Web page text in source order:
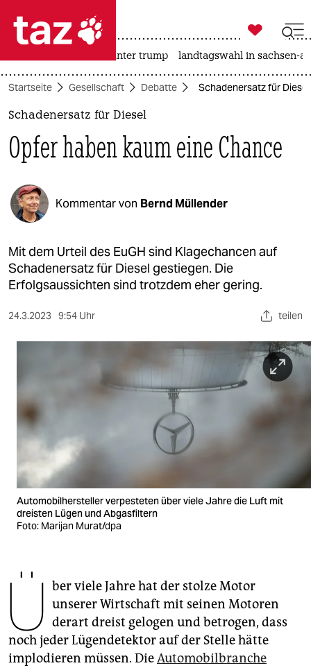
 taz zahl ich
taz zahl ich
politik
öko
gesellschaft
kultur
sport
berlin
nord
verlag
verlag
veranstaltungen
shop
fragen & hilfe
abo
epaper login

taz zahl ich
usa unter trump landtagswahl in sachsen-
Startseite Gesellschaft Debatte Schadenersatz für
Schadenersatz für Diesel
Opfer haben kaum eine Chance
Kommentar von Bernd Müllender
Mit dem Urteil des EuGH sind Klagechancen auf
Schadenersatz für Diesel gestiegen. Die
Erfolgsaussichten sind trotzdem eher gering.
24.3.2023 9:54 Uhr teilen
Automobilhersteller verpesteten über viele Jahre die Luft mit
dreisten Lügen und Abgasfiltern
Foto: Marijan Murat/dpa
Ü ber viele Jahre hat der stolze Motor
unserer Wirtschaft mit seinen Motoren
derart dreist gelogen und betrogen, dass
noch jeder Lügendetektor auf der Stelle hätte
implodieren müssen. DieAutomobilbranche